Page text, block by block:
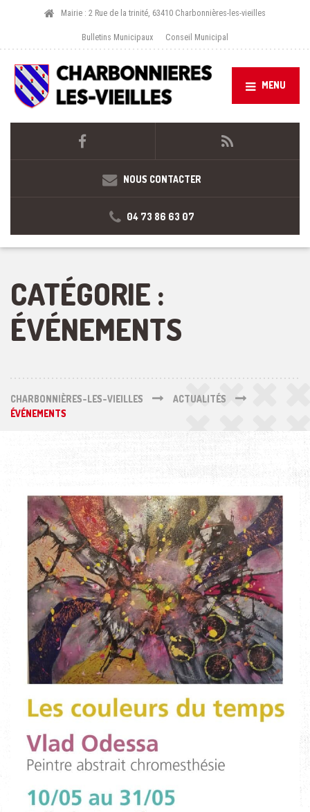
Mairie : 2 Rue de la trinité, 63410 Charbonnières-les-vieilles
Bulletins Municipaux Conseil Municipal
MENU
NOUS CONTACTER
04 73 86 63 07
CATÉGORIE :
ÉVÉNEMENTS
CHARBONNIÈRES-LES-VIEILLES
ACTUALITÉS
ÉVÉNEMENTS